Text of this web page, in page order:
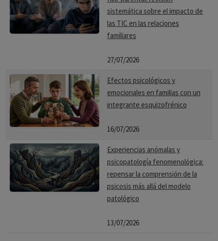
sistemática sobre el impacto de
las TIC en las relaciones
familiares
27/07/2026
Efectos psicológicos y
emocionales en familias con un
integrante esquizofrénico
16/07/2026
Experiencias anómalas y
psicopatología fenomenológica:
repensar la comprensión de la
psicosis más allá del modelo
patológico
13/07/2026